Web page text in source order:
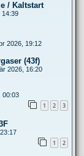
/ Kaltstart
14:39
2026, 19:12
(43f)
2026, 16:20
00:03
1 2 3
1 2